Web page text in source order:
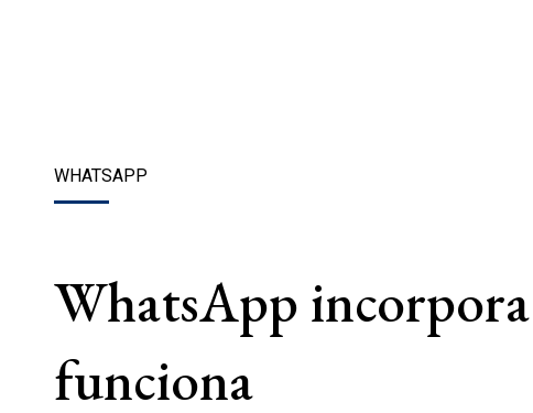
WHATSAPP
WhatsApp incorpora
funciona